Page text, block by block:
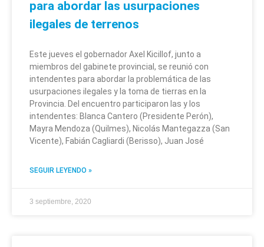
para abordar las usurpaciones
ilegales de terrenos
Este jueves el gobernador Axel Kicillof, junto a
miembros del gabinete provincial, se reunió con
intendentes para abordar la problemática de las
usurpaciones ilegales y la toma de tierras en la
Provincia. Del encuentro participaron las y los
intendentes: Blanca Cantero (Presidente Perón),
Mayra Mendoza (Quilmes), Nicolás Mantegazza (San
Vicente), Fabián Cagliardi (Berisso), Juan José
SEGUIR LEYENDO »
3 septiembre, 2020